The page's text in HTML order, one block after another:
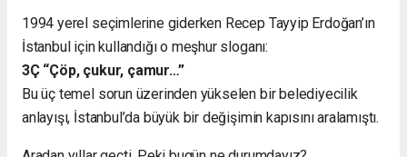
1994 yerel seçimlerine giderken Recep Tayyip Erdoğan’ın
İstanbul için kullandığı o meşhur sloganı:
3Ç “Çöp, çukur, çamur…”
Bu üç temel sorun üzerinden yükselen bir belediyecilik
anlayışı, İstanbul’da büyük bir değişimin kapısını aralamıştı.